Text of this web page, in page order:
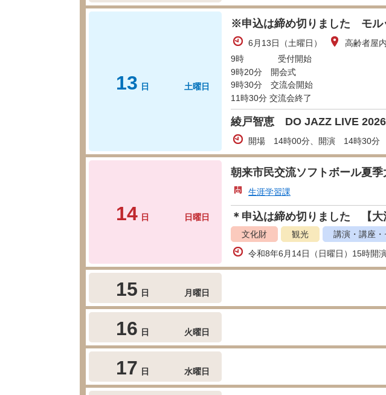
13 日 土曜日
※申込は締め切りました モル
6月13日（土曜日）
9時 受付開始
9時20分 開会式
9時30分 交流会開始
11時30分 交流会終了
高齢者屋
綾戸智恵 DO JAZZ LIVE
開場 14時00分、開演 14時30分
14 日 日曜日
朝来市民交流ソフトボール夏
生涯学習課
＊申込は締め切りました 【大
文化財 観光
講演・講座・
令和8年6月14日（日曜日）15時開演
15 日 月曜日
16 日 火曜日
17 日 水曜日